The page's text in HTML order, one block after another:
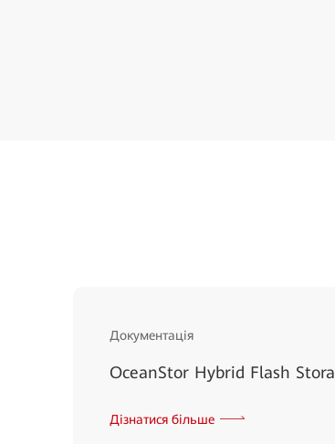
Документація
OceanStor Hybrid Flash
Дізнатися більше